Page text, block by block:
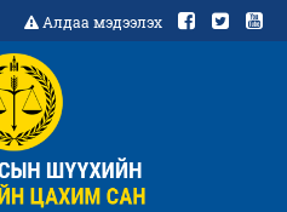
Алдаа мэдээлэх